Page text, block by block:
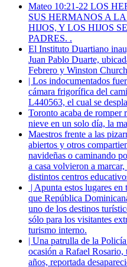
Mateo 10:21-22 LOS
SUS HERMANOS A
HIJOS, Y LOS HIJOS
PADRES. .
El Instituto Duartiano
Juan Pablo Duarte,
Febrero y Winston
| Los indocumentados
cámara frigorífica del
L440563, el cual se
Toronto acaba de romper
nieve en un solo día, la
Maestros frente a las
abiertos y otros
navideñas o caminando
a casa volvieron a
distintos centros
| Apunta estos lugares en
que República
uno de los destinos
sólo para los visitantes
turismo interno.
| Una patrulla de la
ocasión a Rafael
años, reportada